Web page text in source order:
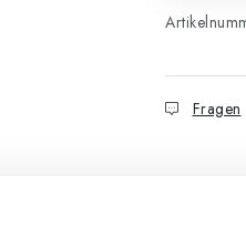
Fragen